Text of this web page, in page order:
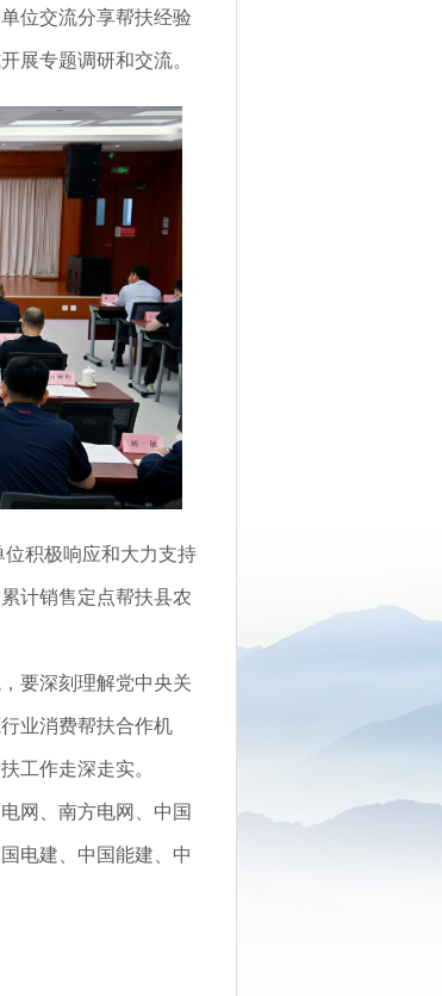
位交流分享帮扶经验
展专题调研和交流。
积极响应和大力支持
计销售定点帮扶县农
要深刻理解党中央关
业消费帮扶合作机
工作走深走实。
网、南方电网、中国
电建、中国能建、中